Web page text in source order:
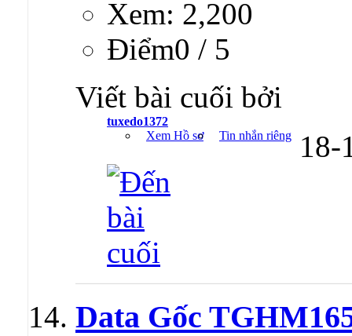
Xem: 2,200
Ðiểm0 / 5
Viết bài cuối bởi
tuxedo1372
Xem Hồ sơ
Tin nhắn riêng 18-
Data Gốc